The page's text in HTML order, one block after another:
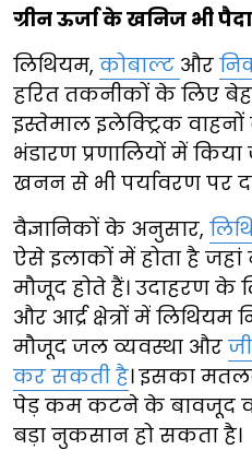
ग्रीन ऊर्जा के खनिज भी
लिथियम, कोबाल्ट और
हरित तकनीकों के लिए
इस्तेमाल इलेक्ट्रिक
भंडारण प्रणालियों में
खनन से भी पर्यावरण पर
वैज्ञानिकों के अनुसार,
ऐसे इलाकों में होता है जहां
मौजूद होते हैं। उदाहरण के
और आर्द्र क्षेत्रों में लिथियम
मौजूद जल व्यवस्था और
कर सकती है। इसका
पेड़ कम कटने के बावजूद
बड़ा नुकसान हो सकता है।